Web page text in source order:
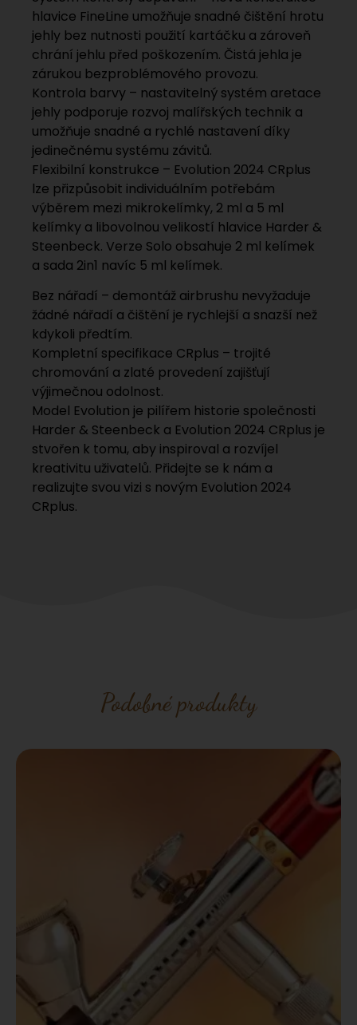
hlavice FineLine umožňuje snadné čištění hrotu
jehly bez nutnosti použití kartáčku a zároveň
chrání jehlu před poškozením. Čistá jehla je
zárukou bezproblémového provozu.
Kontrola barvy – nastavitelný systém aretace
jehly podporuje rozvoj malířských technik a
umožňuje snadné a rychlé nastavení díky
jedinečnému systému závitů.
Flexibilní konstrukce – Evolution 2024 CRplus
lze přizpůsobit individuálním potřebám
výběrem mezi mikrokelímky, 2 ml a 5 ml
kelímky a libovolnou velikostí hlavice Harder &
Steenbeck. Verze Solo obsahuje 2 ml kelímek
a sada 2in1 navíc 5 ml kelímek.
Bez nářadí – demontáž airbrushu nevyžaduje
žádné nářadí a čištění je rychlejší a snazší než
kdykoli předtím.
Kompletní specifikace CRplus – trojité
chromování a zlaté provedení zajišťují
výjimečnou odolnost.
Model Evolution je pilířem historie společnosti
Harder & Steenbeck a Evolution 2024 CRplus je
stvořen k tomu, aby inspiroval a rozvíjel
kreativitu uživatelů. Přidejte se k nám a
realizujte svou vizi s novým Evolution 2024
CRplus.
Podobné produkty